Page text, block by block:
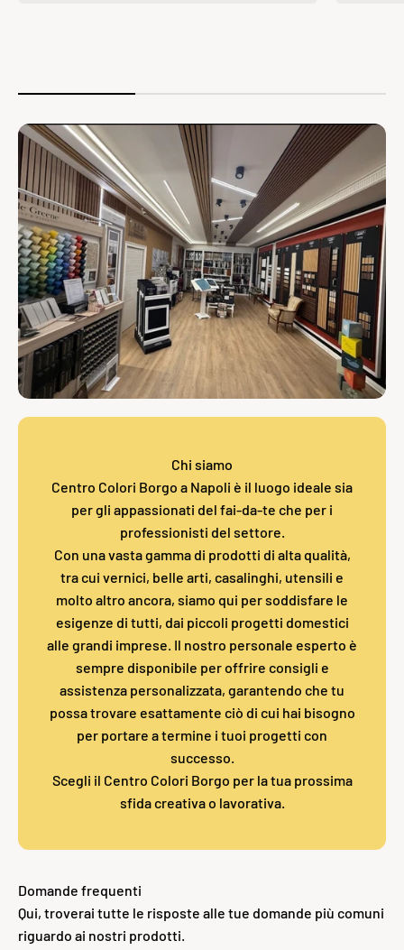
Chi siamo
Centro Colori Borgo a Napoli è il luogo ideale sia
per gli appassionati del fai-da-te che per i
professionisti del settore.
Con una vasta gamma di prodotti di alta qualità,
tra cui vernici, belle arti, casalinghi, utensili e
molto altro ancora, siamo qui per soddisfare le
esigenze di tutti, dai piccoli progetti domestici
alle grandi imprese. Il nostro personale esperto è
sempre disponibile per offrire consigli e
assistenza personalizzata, garantendo che tu
possa trovare esattamente ciò di cui hai bisogno
per portare a termine i tuoi progetti con
successo.
Scegli il Centro Colori Borgo per la tua prossima
sfida creativa o lavorativa.
Domande frequenti
Qui, troverai tutte le risposte alle tue domande più comuni
riguardo ai nostri prodotti.